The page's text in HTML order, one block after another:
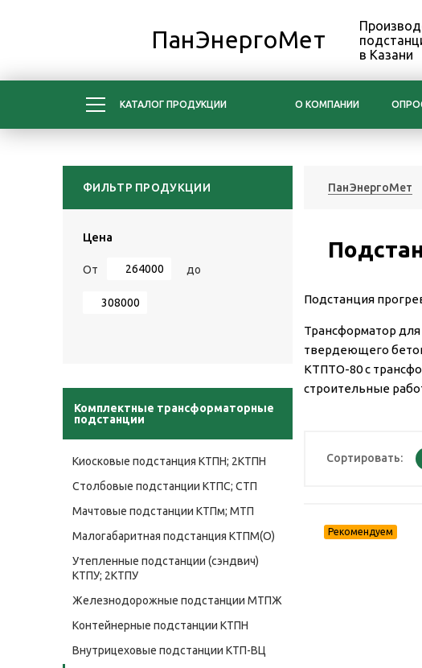
ПанЭнергоМет
в Казани
КАТАЛОГ ПРОДУКЦИИ О КОМПАНИИ
ФИЛЬТР ПРОДУКЦИИ
Цена
От до
Комплектные трансформаторные
подстанции
Киосковые подстанция КТПН; 2КТПН
Столбовые подстанции КТПС; СТП
Мачтовые подстанции КТПм; МТП
Малогабаритная подстанция КТПМ(О)
Утепленные подстанции (сэндвич)
КТПУ; 2КТПУ
Железнодорожные подстанции МТПЖ
Контейнерные подстанции КТПН
Внутрицеховые подстанции КТП-ВЦ
ПанЭнергоМет
Подстанция
Трансформатор
твердеющего
КТПТО-80 с
строительные
Сортировать: